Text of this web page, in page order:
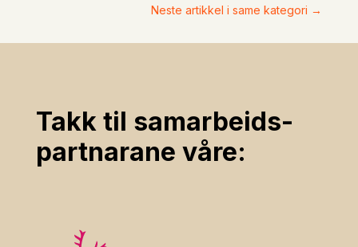
Neste artikkel i same kategori →
Takk til samarbeids­
partnarane våre: